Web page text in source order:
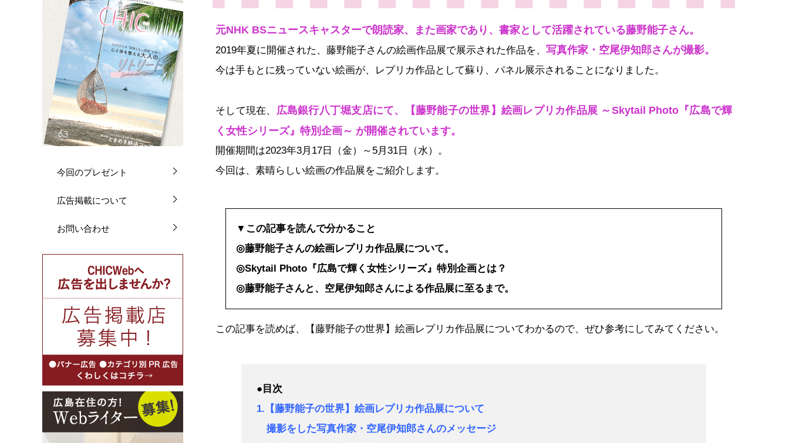
元NHK BSニュースキャスターで朗読家、また画家であり、書家として活躍されている藤野能子さん。
2019年夏に開催された、藤野能子さんの絵画作品展で展示された作品を、 写真作家・空尾伊知郎さんが撮影。
今は手もとに残っていない絵画が、レプリカ作品として蘇り、パネル展示されることになりました。
そして現在、 広島銀行八丁堀支店にて、【藤野能子の世界】絵画レプリカ作品展 ～Skytail Photo『広島で輝
く女性シリーズ』特別企画～ が開催されています。
開催期間は2023年3月17日（金）～5月31日（水）。
今回は、素晴らしい絵画の作品展をご紹介します。
▼この記事を読んで分かること
◎藤野能子さんの絵画レプリカ作品展について。
◎Skytail Photo『広島で輝く女性シリーズ』特別企画とは？
◎藤野能子さんと、空尾伊知郎さんによる作品展に至るまで。
この記事を読めば、【藤野能子の世界】絵画レプリカ作品展についてわかるので、ぜひ参考にしてみてください。
●目次
1.【藤野能子の世界】絵画レプリカ作品展について
撮影をした写真作家・空尾伊知郎さんのメッセージ
今回のプレゼント
広告掲載について
お問い合わせ